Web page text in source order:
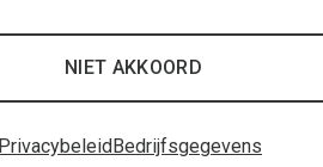
NIET AKKOORD
Privacybeleid Bedrijfsgegevens